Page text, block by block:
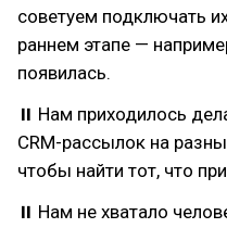
советуем подключать
раннем этапе —
появилась.
⏸ Нам приходилось
CRM-рассылок на
чтобы найти тот, что
⏸ Нам не хватало